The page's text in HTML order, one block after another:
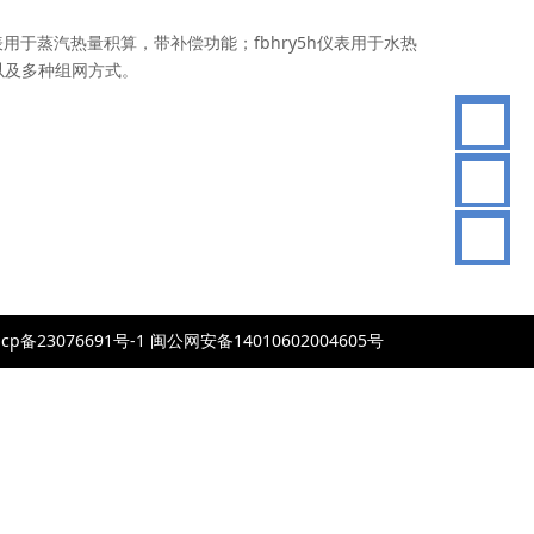
于蒸汽热量积算，带补偿功能；fbhry5h仪表用于水热
多种组网方式。
备23076691号-1 闽公网安备14010602004605号